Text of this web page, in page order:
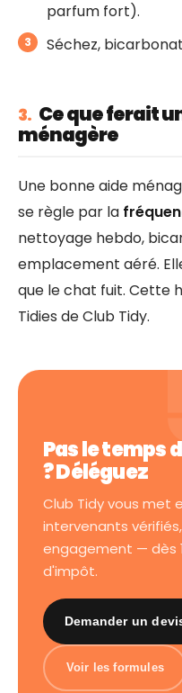
parfum fort).
Séchez,
3. Ce que ferait
ménagère
Une bonne aide
se règle par la
nettoyage hebdo,
emplacement aéré.
que le chat fuit. Cette
Tidies de Club Tidy.
Pas le temps
? Déléguez
Club Tidy vous met
intervenants
engagement — dès
d'impôt.
Demander un
Voir les formules